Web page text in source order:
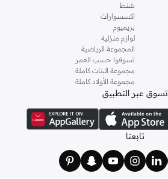
شنط
اكسسوارات
بريميوم
لوازم منزلية
المجموعة الرياضية
تسوقوا حسب العمر
مجموعة البنات كاملة
مجموعة الأولاد كاملة
تسوق عبر التطبيق
تابعنا